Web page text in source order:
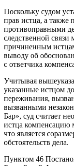
Поскольку судом
прав истца, а также
противоправными
следственной связи
причиненным
выводу об
с ответчика
Учитывая
указанные истцом
переживания,
вызванными
Бар», суд считает
истца компенсацию
что является
обстоятельств дела.
Пунктом 46